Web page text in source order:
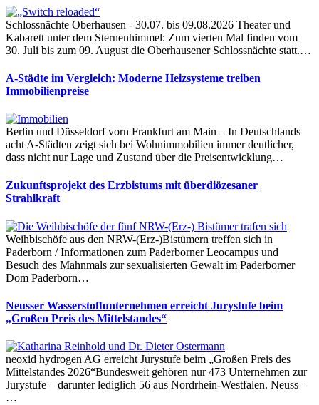
Schlossnächte Oberhausen - 30.07. bis 09.08.2026 Theater und
Kabarett unter dem Sternenhimmel: Zum vierten Mal finden vom
30. Juli bis zum 09. August die Oberhausener Schlossnächte statt.…
A-Städte im Vergleich: Moderne Heizsysteme treiben
Immobilienpreise
Berlin und Düsseldorf vorn Frankfurt am Main – In Deutschlands
acht A-Städten zeigt sich bei Wohnimmobilien immer deutlicher,
dass nicht nur Lage und Zustand über die Preisentwicklung…
Zukunftsprojekt des Erzbistums mit überdiözesaner
Strahlkraft
Weihbischöfe aus den NRW-(Erz-)Bistümern treffen sich in
Paderborn / Informationen zum Paderborner Leocampus und
Besuch des Mahnmals zur sexualisierten Gewalt im Paderborner
Dom Paderborn…
Neusser Wasserstoffunternehmen erreicht Jurystufe beim
„Großen Preis des Mittelstandes“
neoxid hydrogen AG erreicht Jurystufe beim „Großen Preis des
Mittelstandes 2026“Bundesweit gehören nur 473 Unternehmen zur
Jurystufe – darunter lediglich 56 aus Nordrhein-Westfalen. Neuss –
…